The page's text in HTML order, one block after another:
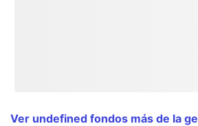
Ver undefined fondos más de la